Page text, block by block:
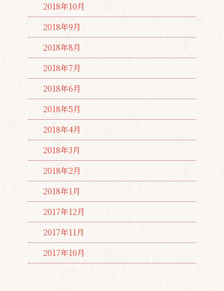
2018年10月
2018年9月
2018年8月
2018年7月
2018年6月
2018年5月
2018年4月
2018年3月
2018年2月
2018年1月
2017年12月
2017年11月
2017年10月